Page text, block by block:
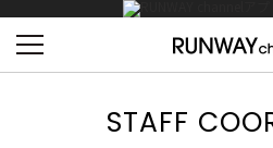
STAFF